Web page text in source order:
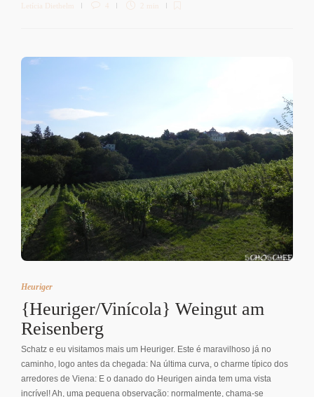
Letícia Diethelm 4 2 min
Heuriger
{Heuriger/Vinícola} Weingut am
Reisenberg
Schatz e eu visitamos mais um Heuriger. Este é maravilhoso já no
caminho, logo antes da chegada: Na última curva, o charme típico dos
arredores de Viena: E o danado do Heurigen ainda tem uma vista
incrível! Ah, uma pequena observação: normalmente, chama-se